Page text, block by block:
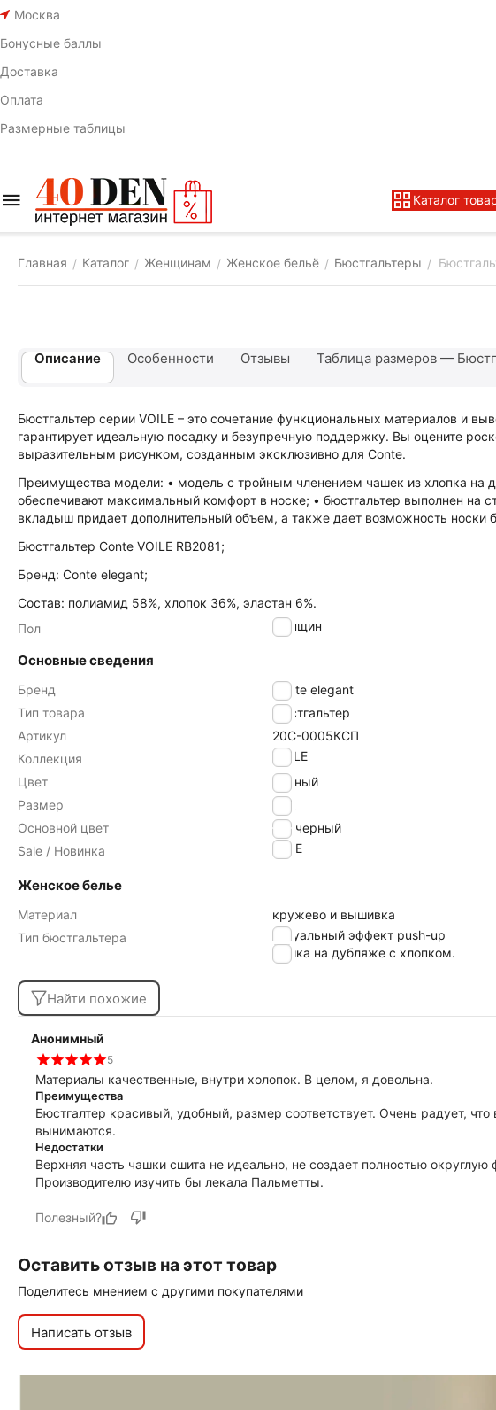
Москва
Бонусные баллы
Доставка
Оплата
Размерные таблицы
Каталог
Главная / Каталог / Женщинам / Женское бельё / Бюстгальтеры /
Описание Особенности Отзывы Таблица размеров —
Бюстгальтер серии VOILE – это сочетание функциональных материалов и
гарантирует идеальную посадку и безупречную поддержку. Вы оцените
выразительным рисунком, созданным эксклюзивно для Conte.
Преимущества модели: • модель с тройным членением чашек из хлопка на
обеспечивают максимальный комфорт в носке; • бюстгальтер выполнен на
вкладыш придает дополнительный объем, а также дает возможность носки
Бюстгальтер Conte VOILE RB2081;
Бренд: Conte elegant;
Состав: полиамид 58%, хлопок 36%, эластан 6%.
Пол
женщин
Основные сведения
Бренд
Conte elegant
Тип товара
Бюстгальтер
Артикул
20С-0005КСП
Коллекция
VOILE
Цвет
черный
Размер
70A
Основной цвет
черный
Sale / Новинка
SALE
Женское белье
Материал
кружево и вышивка
Тип бюстгальтера
визуальный эффект push-up
чашка на дубляже с хлопком.
Найти похожие
Анонимный
5
Материалы качественные, внутри холопок. В целом, я довольна.
Преимущества
Бюстгалтер красивый, удобный, размер соответствует. Очень радует,
вынимаются.
Недостатки
Верхняя часть чашки сшита не идеально, не создает полностью округлую
Производителю изучить бы лекала Пальметты.
Полезный?
Оставить отзыв на этот товар
Поделитесь мнением с другими покупателями
Написать отзыв